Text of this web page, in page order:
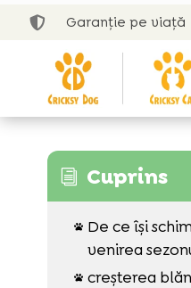
 Garanție pe viață
i Cuprins

De ce își
venirea
 creșterea